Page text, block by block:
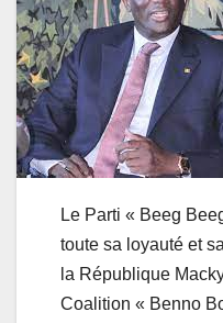
Le Parti « Beeg
toute sa loyauté et
la République
Coalition « Benno